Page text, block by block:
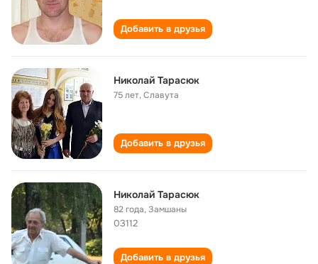
Добавить в друзья
Николай Тарасюк
75 лет,Славута
Добавить в друзья
Николай Тарасюк
82 года,Замшаны
03112
Добавить в друзья